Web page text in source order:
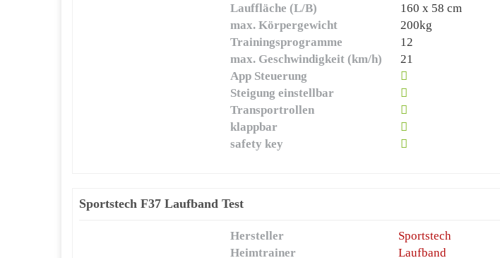
Lauffläche (L/B)
160 x 58 cm
max. Körpergewicht
200kg
Trainingsprogramme
12
max. Geschwindigkeit (km/h)
21
App Steuerung
Steigung einstellbar
Transportrollen
klappbar
safety key
Sportstech F37 Laufband Test
Hersteller
Sportstech
Heimtrainer
Laufband